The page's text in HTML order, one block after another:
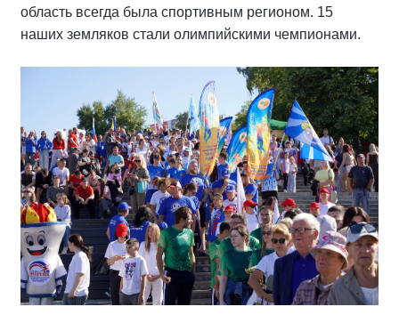
область всегда была спортивным регионом. 15
наших земляков стали олимпийскими чемпионами.